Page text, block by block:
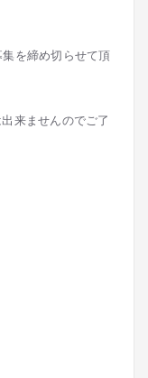
を締め切らせて頂
来ませんのでご了